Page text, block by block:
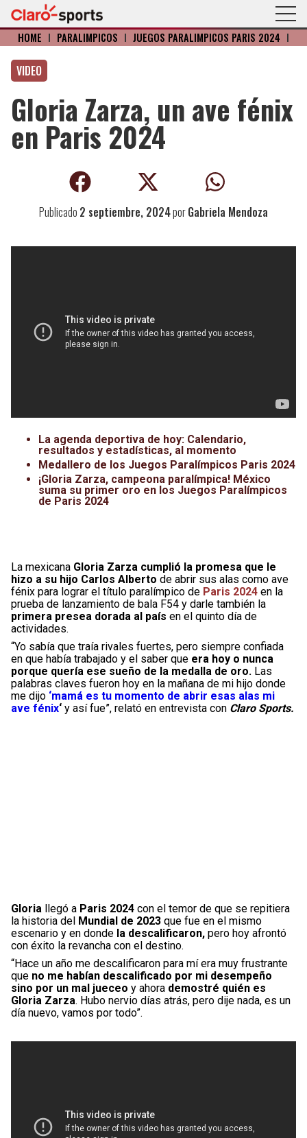
HOME I PARALÍMPICOS I JUEGOS PARALÍMPICOS PARIS 2024 I
VIDEO
Gloria Zarza, un ave fénix
en Paris 2024
Publicado 2 septiembre, 2024porGabriela Mendoza
La agenda deportiva de hoy: Calendario,
resultados y estadísticas, al momento
Medallero de los Juegos Paralímpicos Paris 2024
¡Gloria Zarza, campeona paralímpica! México
suma su primer oro en los Juegos Paralímpicos
de Paris 2024
La mexicana Gloria Zarza cumplió la promesa que le
hizo a su hijo Carlos Alberto de abrir sus alas como ave
fénix para lograr el título paralímpico de Paris 2024 en la
prueba de lanzamiento de bala F54 y darle también la
primera presea dorada al país en el quinto día de
actividades.
“Yo sabía que traía rivales fuertes, pero siempre confiada
en que había trabajado y el saber que era hoy o nunca
porque quería ese sueño de la medalla de oro. Las
palabras claves fueron hoy en la mañana de mi hijo donde
me dijo ‘mamá es tu momento de abrir esas alas mi
ave fénix‘ y así fue”, relató en entrevista con Claro Sports.
Gloria llegó a Paris 2024 con el temor de que se repitiera
la historia del Mundial de 2023 que fue en el mismo
escenario y en donde la descalificaron, pero hoy afrontó
con éxito la revancha con el destino.
“Hace un año me descalificaron para mí era muy frustrante
que no me habían descalificado por mi desempeño
sino por un mal jueceo y ahora demostré quién es
Gloria Zarza. Hubo nervio días atrás, pero dije nada, es un
día nuevo, vamos por todo”.